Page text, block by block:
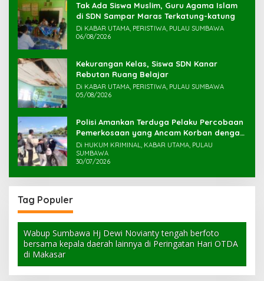
Tak Ada Siswa Muslim, Guru Agama Islam
di SDN Sampar Maras Terkatung-katung ‎
Di KABAR UTAMA, PERISTIWA, PULAU SUMBAWA
06/08/2026
Kekurangan Kelas, Siswa SDN Kanar
Rebutan Ruang Belajar
Di KABAR UTAMA, PERISTIWA, PULAU SUMBAWA
05/08/2026
Polisi Amankan Terduga Pelaku Percobaan
Pemerkosaan yang Ancam Korban dengan
Parang
Di HUKUM KRIMINAL, KABAR UTAMA, PULAU
SUMBAWA
30/07/2026
Tag Populer
Wabup Sumbawa Hj Dewi Novianty tengah berfoto
bersama kepala daerah lainnya di Peringatan Hari OTDA
di Makasar